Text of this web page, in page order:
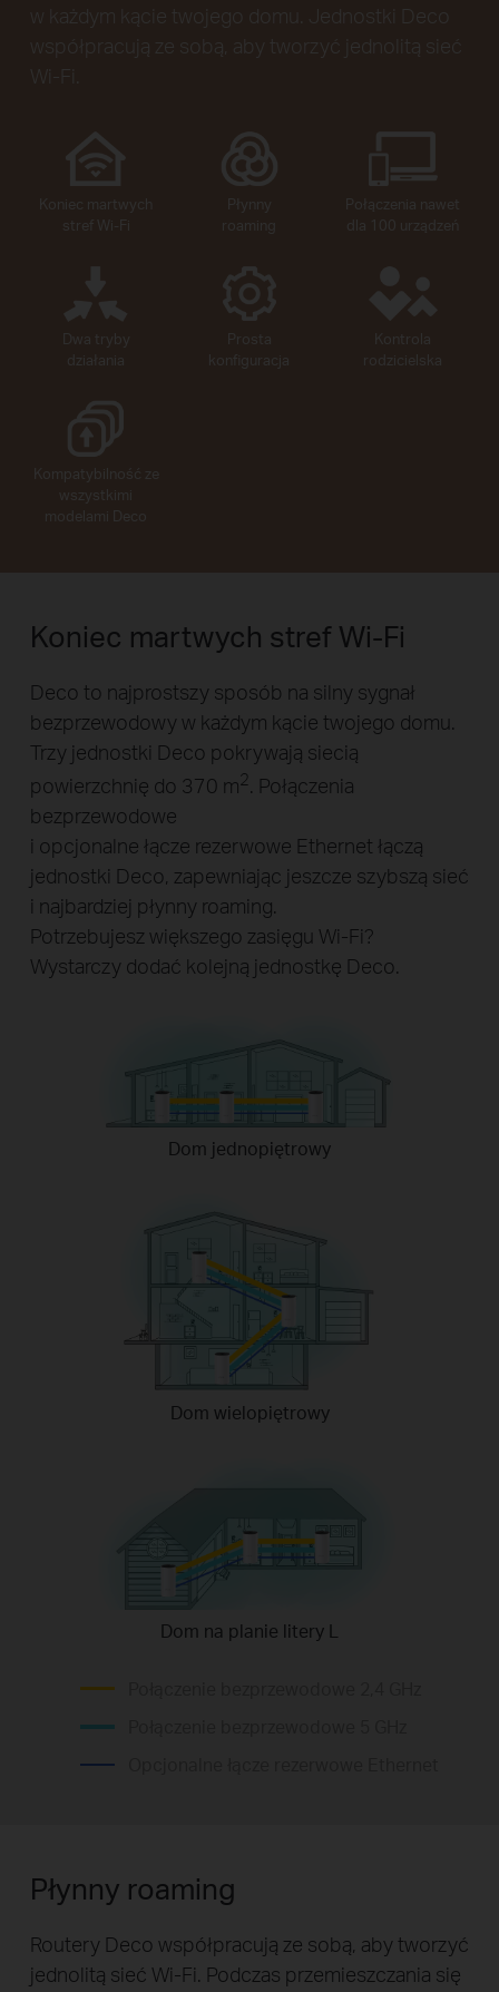
w każdym kącie twojego domu. Jednostki Deco
współpracują ze sobą, aby tworzyć jednolitą sieć
Wi-Fi.
Koniec martwych
stref Wi-Fi
Płynny
roaming
Połączenia nawet
dla 100 urządzeń
Dwa tryby
działania
Prosta
konfiguracja
Kontrola
rodzicielska
Kompatybilność ze
wszystkimi
modelami Deco
Koniec martwych stref Wi-Fi
Deco to najprostszy sposób na silny sygnał
bezprzewodowy w każdym kącie twojego domu.
Trzy jednostki Deco pokrywają siecią
powierzchnię do 370 m2. Połączenia
bezprzewodowe
i opcjonalne łącze rezerwowe Ethernet łączą
jednostki Deco, zapewniając jeszcze szybszą sieć
i najbardziej płynny roaming.
Potrzebujesz większego zasięgu Wi-Fi?
Wystarczy dodać kolejną jednostkę Deco.
Dom jednopiętrowy
Dom wielopiętrowy
Dom na planie litery L
Płynny roaming
Routery Deco współpracują ze sobą, aby tworzyć
jednolitą sieć Wi-Fi. Podczas przemieszczania się